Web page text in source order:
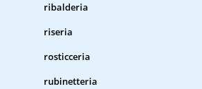
ribalderia
riseria
rosticceria
rubinetteria